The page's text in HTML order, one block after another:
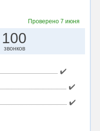
Проверено7 июня
100
звонков
✔️
✔️
✔️